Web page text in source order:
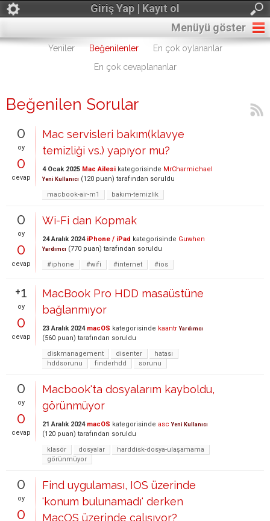
Giriş Yap | Kayıt ol
Menüyü göster
Yeniler Beğenilenler
En çok oylananlar
En çok cevaplananlar
Beğenilen Sorular
0
oy
0
cevap
Mac servisleri bakım(klavye
temizliği vs.) yapıyor mu?
4 Ocak 2025 Mac Ailesi kategorisinde MrCharmichael
Yeni Kullanıcı (120 puan) tarafından soruldu
macbook-air-m1
bakım-temizlik
0
oy
0
cevap
Wi-Fi dan Kopmak
24 Aralık 2024 iPhone / iPad kategorisinde Guwhen
Yardımcı (770 puan) tarafından soruldu
#iphone
#wifi #internet #ios
+1
oy
0
cevap
MacBook Pro HDD masaüstüne
bağlanmıyor
23 Aralık 2024 macOS kategorisinde kaantr Yardımcı
(560 puan) tarafından soruldu
diskmanagement
disenter
hatası
hddsorunu
finderhdd sorunu
0
oy
0
cevap
Macbook'ta dosyalarım kayboldu,
görünmüyor
21 Aralık 2024 macOS kategorisinde asc Yeni Kullanıcı
(120 puan) tarafından soruldu
klasör
dosyalar
harddisk-dosya-ulaşamama
görünmüyor
0
oy
0
Find uygulaması, IOS üzerinde
'konum bulunamadı' derken
MacOS üzerinde çalışıyor?